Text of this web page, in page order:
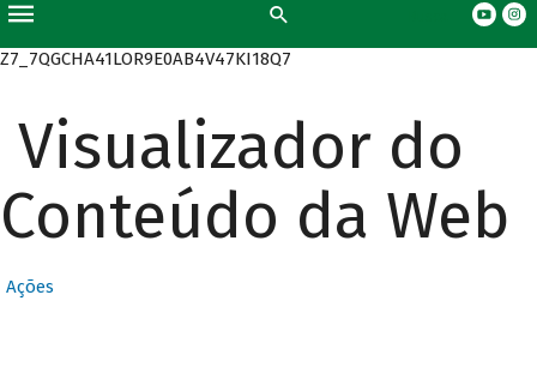
Z7_7QGCHA41LOR9E0AB4V47KI18Q7
Visualizador do
Conteúdo da Web
Ações